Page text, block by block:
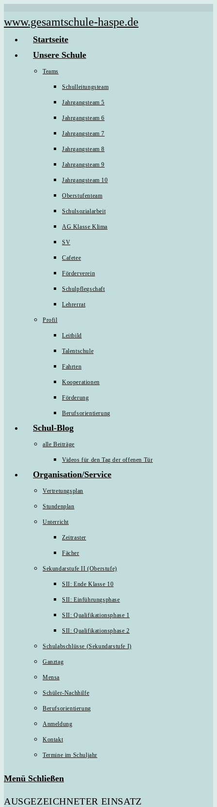
Inhalt
springen
www.gesamtschule-haspe.de
Startseite
Unsere Schule
Teams
Schulleitungsteam
Jahrgangsteam 5
Jahrgangsteam 6
Jahrgangsteam 7
Jahrgangsteam 8
Jahrgangsteam 9
Jahrgangsteam 10
Oberstufenteam
Schulsozialarbeit
AG Klasse Klima
SV
Cafetee
Förderverein
Schulpflegschaft
Lehrerrat
Profil
Leitbild
Talentschule
Fahrten
Kooperationen
Förderung
Berufsorientierung
Schul-Blog
alle Beiträge
Videos für den Tag der offenen Tür
Organisation/Service
Vertretungsplan
Stundenplan
Unterricht
Zeitraster
Fächer
Sekundarstufe II (Oberstufe)
SII: Ende Klasse 10
SII: Einführungsphase
SII: Qualifikationsphase 1
SII: Qualifikationsphase 2
Schulabschlüsse (Sekundarstufe I)
Ganztag
Mensa
Schüler-Nachhilfe
Berufsorientierung
Anmeldung
Kontakt
Termine im Schuljahr
Menü Schließen
AUSGEZEICHNETER EINSATZ